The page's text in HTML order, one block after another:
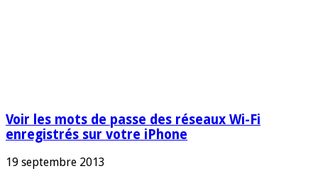
Voir les mots de passe des réseaux Wi-Fi
enregistrés sur votre iPhone
19 septembre 2013